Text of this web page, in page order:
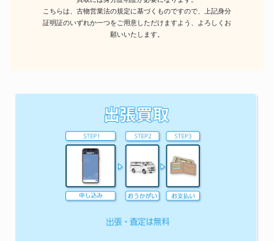
こちらは、古物営業法の規定に基づくものですので、上記身分
証明証のいずれか一つをご用意しただけますよう、よろしくお
願いいたします。